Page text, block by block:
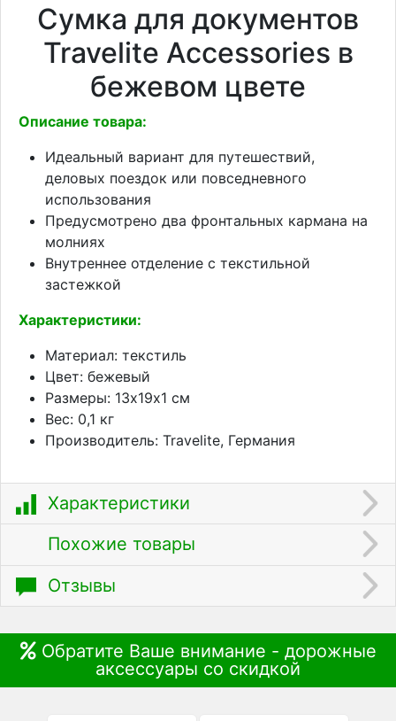
Сумка для документов
Travelite Accessories в
бежевом цвете
Описание товара:
Идеальный вариант для путешествий,
деловых поездок или повседневного
использования
Предусмотрено два фронтальных кармана на
молниях
Внутреннее отделение с текстильной
застежкой
Характеристики:
Материал: текстиль
Цвет: бежевый
Размеры: 13х19х1 см
Вес: 0,1 кг
Производитель: Travelite, Германия
Характеристики
Похожие товары
Отзывы
Обратите Ваше внимание - дорожные
аксессуары со скидкой